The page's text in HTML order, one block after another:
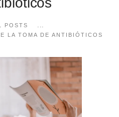
POSTS ...
LA TOMA DE ANTIBIÓTICOS